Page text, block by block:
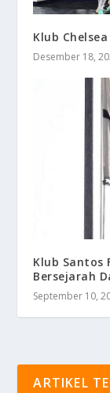
Klub
Desember 18,
Klub Santos
Bersejarah
September 10,
ARTIKEL